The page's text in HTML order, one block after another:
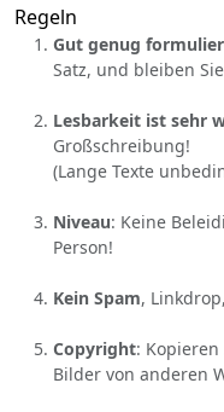
Regeln
Gut genug
Satz, und bleiben
Lesbarkeit ist sehr
Großschreibung!
(Lange Texte
Niveau: Keine
Person!
Kein Spam,
Copyright:
Bilder von anderen